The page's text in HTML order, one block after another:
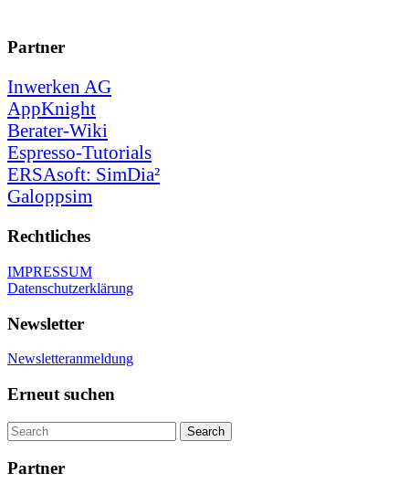
Partner
Inwerken AG
AppKnight
Berater-Wiki
Espresso-Tutorials
ERSAsoft: SimDia²
Galoppsim
Rechtliches
IMPRESSUM
Datenschutzerklärung
Newsletter
Newsletteranmeldung
Erneut suchen
Partner